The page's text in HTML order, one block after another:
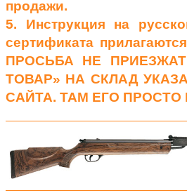
продажи.
5. Инструкция на
сертификата
ПРОСЬБА НЕ
ТОВАР» НА СКЛАД
САЙТА. ТАМ ЕГО ПРОСТО